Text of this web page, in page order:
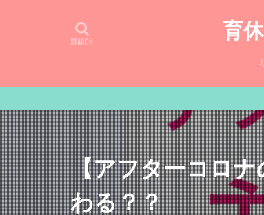
育
【アフターコロ
わる？？